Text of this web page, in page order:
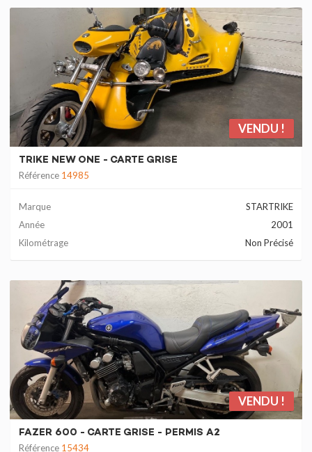
VENDU !
TRIKE NEW ONE - CARTE GRISE
Référence 14985
Marque
STARTRIKE
Année
2001
Kilométrage
Non Précisé
VENDU !
FAZER 600 - CARTE GRISE - PERMIS A2
Référence 15434